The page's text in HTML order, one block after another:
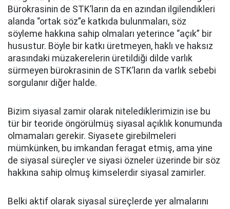
Bürokrasinin de STK’ların da en azından ilgilendikleri
alanda “ortak söz”e katkıda bulunmaları, söz
söyleme hakkına sahip olmaları yeterince “açık” bir
husustur. Böyle bir katkı üretmeyen, haklı ve haksız
arasındaki müzakerelerin üretildiği dilde varlık
sürmeyen bürokrasinin de STK’ların da varlık sebebi
sorgulanır diğer halde.
Bizim siyasal zamir olarak nitelediklerimizin ise bu
tür bir teoride öngörülmüş siyasal açıklık konumunda
olmamaları gerekir. Siyasete girebilmeleri
mümkünken, bu imkandan feragat etmiş, ama yine
de siyasal süreçler ve siyasi özneler üzerinde bir söz
hakkına sahip olmuş kimselerdir siyasal zamirler.
Belki aktif olarak siyasal süreçlerde yer almalarını